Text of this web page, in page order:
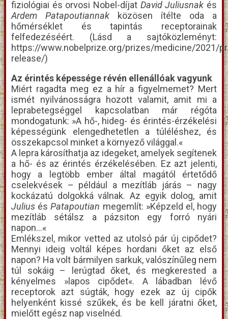
fiziológiai és orvosi Nobel-díjat David Juliusnak és
Ardem Patapoutiannak közösen ítélte oda a
hőmérséklet és tapintás receptorainak
felfedezéséért. (Lásd a sajtóközleményt:
https://www.nobelprize.org/prizes/medicine/2021/
release/)
Az érintés képessége révén ellenállóak vagyunk
Miért ragadta meg ez a hír a figyelmemet? Mert
ismét nyilvánosságra hozott valamit, amit mi a
leprabetegséggel kapcsolatban már régóta
mondogatunk: »A hő-, hideg- és érintés-érzékelési
képességünk elengedhetetlen a túléléshez, és
összekapcsol minket a környező világgal.«
A lepra károsíthatja az idegeket, amelyek segítenek
a hő- és az érintés érzékelésében. Ez azt jelenti,
hogy a legtöbb ember által magától értetődő
cselekvések – például a mezítláb járás – nagy
kockázatú dolgokká válnak. Az egyik dolog, amit
Julius ésPatapoutian megemlít: »Képzeld el, hogy
mezítláb sétálsz a pázsiton egy forró nyári
napon…«
Emlékszel, mikor vetted az utolsó pár új cipődet?
Mennyi ideig voltál képes hordani őket az első
napon? Ha volt bármilyen sarkuk, valószínűleg nem
túl sokáig – lerúgtad őket, és megkerested a
kényelmes »lapos cipődet«. A lábadban lévő
receptorok azt súgták, hogy ezek az új cipők
helyenként kissé szűkek, és be kell járatni őket,
mielőtt egész nap viselnéd.